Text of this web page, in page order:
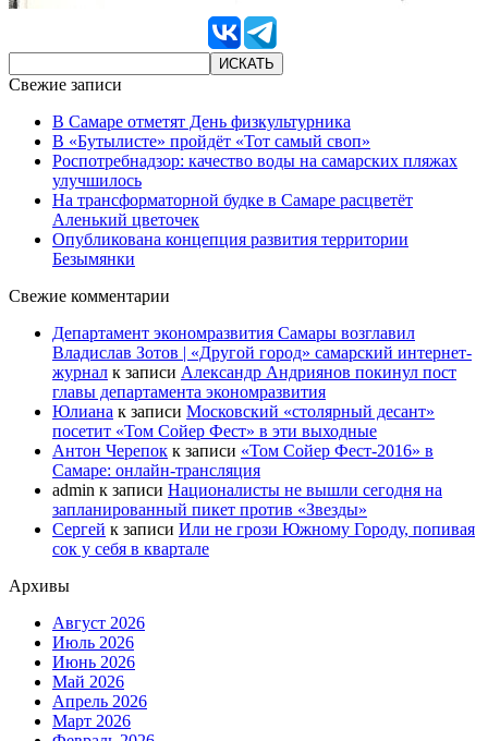
Свежие записи
В Самаре отметят День физкультурника
В «Бутылисте» пройдёт «Тот самый своп»
Роспотребнадзор: качество воды на самарских пляжах
улучшилось
На трансформаторной будке в Самаре расцветёт
Аленький цветочек
Опубликована концепция развития территории
Безымянки
Свежие комментарии
Департамент экономразвития Самары возглавил
Владислав Зотов | «Другой город» самарский интернет-
журнал к записи Александр Андриянов покинул пост
главы департамента экономразвития
Юлиана к записи Московский «столярный десант»
посетит «Том Сойер Фест» в эти выходные
Антон Черепок к записи «Том Сойер Фест-2016» в
Самаре: онлайн-трансляция
admin к записи Националисты не вышли сегодня на
запланированный пикет против «Звезды»
Сергей к записи Или не грози Южному Городу, попивая
сок у себя в квартале
Архивы
Август 2026
Июль 2026
Июнь 2026
Май 2026
Апрель 2026
Март 2026